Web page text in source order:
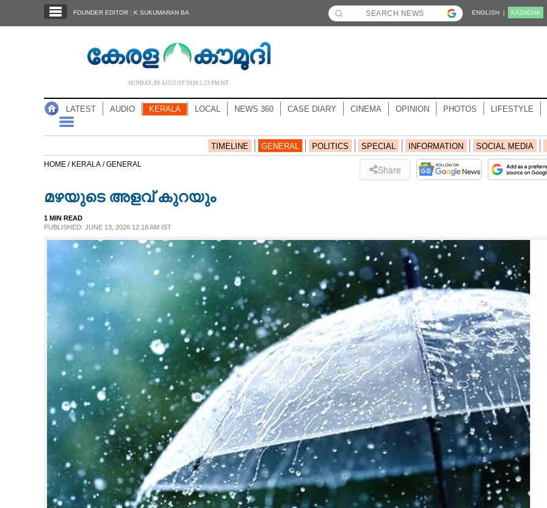
NOTIFIED NEWS
SPIRITUAL
FOUNDER EDITOR : K SUKUMARAN BA ENGLISH | KĀZHCHA
SUNDAY, 09 AUGUST 2026 5.23 PM IST
LATEST AUDIO KERALA LOCAL NEWS 360 CASE DIARY CINEMA OPINION PHOTOS LIFESTYLE
TIMELINE GENERAL POLITICS SPECIAL INFORMATION SOCIAL MEDIA
HOME / KERALA /GENERAL Share
മഴയുടെ അളവ് കുറയും
1 MIN READ
PUBLISHED: JUNE 13, 2026 12:18 AM IST